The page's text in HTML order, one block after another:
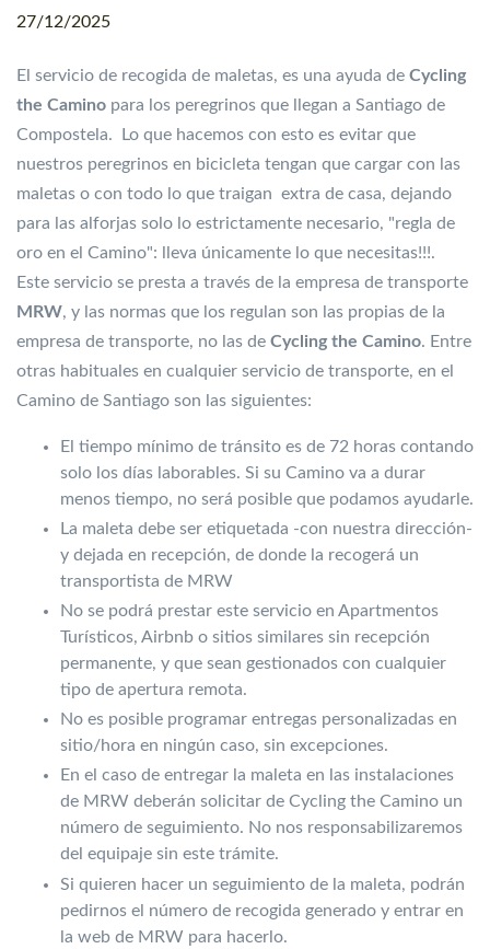
27/12/2025
El servicio de recogida de maletas, es una ayuda de Cycling
the Camino para los peregrinos que llegan a Santiago de
Compostela. Lo que hacemos con esto es evitar que
nuestros peregrinos en bicicleta tengan que cargar con las
maletas o con todo lo que traigan extra de casa, dejando
para las alforjas solo lo estrictamente necesario, "regla de
oro en el Camino": lleva únicamente lo que necesitas!!!.
Este servicio se presta a través de la empresa de transporte
MRW, y las normas que los regulan son las propias de la
empresa de transporte, no las de Cycling the Camino. Entre
otras habituales en cualquier servicio de transporte, en el
Camino de Santiago son las siguientes:
El tiempo mínimo de tránsito es de 72 horas contando
solo los días laborables. Si su Camino va a durar
menos tiempo, no será posible que podamos ayudarle.
La maleta debe ser etiquetada -con nuestra dirección-
y dejada en recepción, de donde la recogerá un
transportista de MRW
No se podrá prestar este servicio en Apartmentos
Turísticos, Airbnb o sitios similares sin recepción
permanente, y que sean gestionados con cualquier
tipo de apertura remota.
No es posible programar entregas personalizadas en
sitio/hora en ningún caso, sin excepciones.
En el caso de entregar la maleta en las instalaciones
de MRW deberán solicitar de Cycling the Camino un
número de seguimiento. No nos responsabilizaremos
del equipaje sin este trámite.
Si quieren hacer un seguimiento de la maleta, podrán
pedirnos el número de recogida generado y entrar en
la web de MRW para hacerlo.